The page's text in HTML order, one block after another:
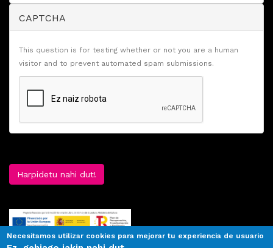
CAPTCHA
This question is for testing whether or not you are a human
visitor and to prevent automated spam submissions.
Harpidetu nahi dut!
Necesitamos utilizar cookies para mejorar tu experiencia de usuario